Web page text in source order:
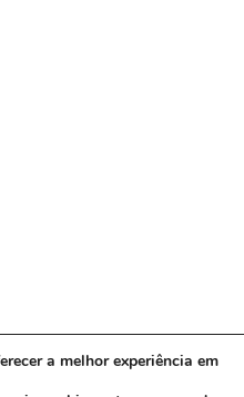
a melhor experiência em